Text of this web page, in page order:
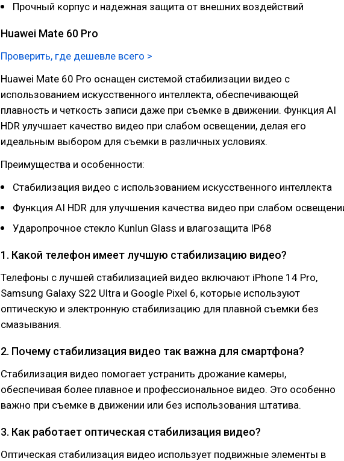
Прочный корпус и надежная защита от внешних воздействий
Huawei Mate 60 Pro
Проверить, где дешевле всего >
Huawei Mate 60 Pro оснащен системой стабилизации видео с
использованием искусственного интеллекта, обеспечивающей
плавность и четкость записи даже при съемке в движении. Функция AI
HDR улучшает качество видео при слабом освещении, делая его
идеальным выбором для съемки в различных условиях.
Преимущества и особенности:
Стабилизация видео с использованием искусственного интеллекта
Функция AI HDR для улучшения качества видео при слабом
Ударопрочное стекло Kunlun Glass и влагозащита IP68
1. Какой телефон имеет лучшую стабилизацию видео?
Телефоны с лучшей стабилизацией видео включают iPhone 14 Pro,
Samsung Galaxy S22 Ultra и Google Pixel 6, которые используют
оптическую и электронную стабилизацию для плавной съемки без
смазывания.
2. Почему стабилизация видео так важна для смартфона?
Стабилизация видео помогает устранить дрожание камеры,
обеспечивая более плавное и профессиональное видео. Это особенно
важно при съемке в движении или без использования штатива.
3. Как работает оптическая стабилизация видео?
Оптическая стабилизация видео использует подвижные элементы в